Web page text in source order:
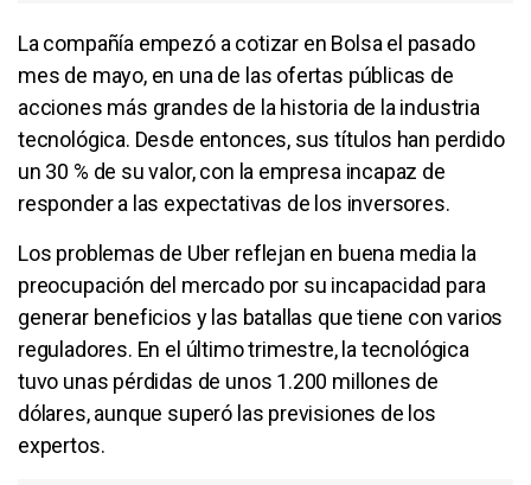
La compañía empezó a cotizar en Bolsa el pasado
mes de mayo, en una de las ofertas públicas de
acciones más grandes de la historia de la industria
tecnológica. Desde entonces, sus títulos han perdido
un 30 % de su valor, con la empresa incapaz de
responder a las expectativas de los inversores.
Los problemas de Uber reflejan en buena media la
preocupación del mercado por su incapacidad para
generar beneficios y las batallas que tiene con varios
reguladores. En el último trimestre, la tecnológica
tuvo unas pérdidas de unos 1.200 millones de
dólares, aunque superó las previsiones de los
expertos.